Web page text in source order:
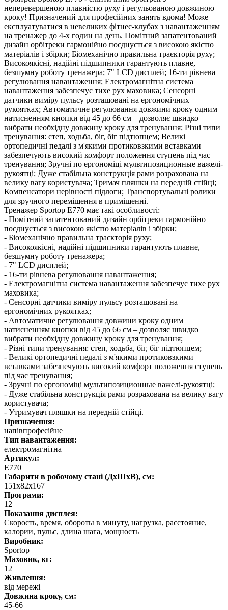
неперевершеною плавністю руху і регульованою довжиною
кроку! Призначений для професійних занять вдома! Може
експлуатуватися в невеликих фітнес-клубах з навантаженням
на тренажер до 4-х годин на день. Помітний запатентований
дизайн орбітреки гармонійно поєднується з високою якістю
матеріалів і збірки; Біомеханічно правильна траєкторія руху;
Високоякісні, надійні підшипники гарантують плавне,
безшумну роботу тренажера; 7" LCD дисплей; 16-ти рівнева
регулювання навантаження; Електромагнітна система
навантаження забезпечує тихе рух маховика; Сенсорні
датчики виміру пульсу розташовані на ергономічних
рукоятках; Автоматичне регулювання довжини кроку одним
натисненням кнопки від 45 до 66 см – дозволяє швидко
вибрати необхідну довжину кроку для тренування; Різні типи
тренування: степ, ходьба, біг, біг підтюпцем; Великі
ортопедичні педалі з м'якими протиковзкими вставками
забезпечують високий комфорт положення ступень під час
тренування; Зручні по ергономіці мультипозиционные важелі-
рукоятці; Дуже стабільна конструкція рами розрахована на
велику вагу користувача; Тримач пляшки на передній стійці;
Компенсатори нерівності підлоги; Транспортувальні ролики
для зручного переміщення в приміщенні.
Тренажер Sportop E770 має такі особливості:
- Помітний запатентований дизайн орбітреки гармонійно
поєднується з високою якістю матеріалів і збірки;
- Біомеханічно правильна траєкторія руху;
- Високоякісні, надійні підшипники гарантують плавне,
безшумну роботу тренажера;
- 7" LCD дисплей;
- 16-ти рівнева регулювання навантаження;
- Електромагнітна система навантаження забезпечує тихе рух
маховика;
- Сенсорні датчики виміру пульсу розташовані на
ергономічних рукоятках;
- Автоматичне регулювання довжини кроку одним
натисненням кнопки від 45 до 66 см – дозволяє швидко
вибрати необхідну довжину кроку для тренування;
- Різні типи тренування: степ, ходьба, біг, біг підтюпцем;
- Великі ортопедичні педалі з м'якими протиковзкими
вставками забезпечують високий комфорт положення ступень
під час тренування;
- Зручні по ергономіці мультипозиционные важелі-рукоятці;
- Дуже стабільна конструкція рами розрахована на велику вагу
користувача;
- Утримувач пляшки на передній стійці.
Призначення:
напівпрофесійне
Тип навантаження:
електромагнітна
Артикул:
E770
Габарити в робочому стані (ДхШхВ), см:
151х82х167
Програми:
12
Показання дисплея:
Скорость, время, обороты в минуту, нагрузка, расстояние,
калории, пульс, длина шага, мощность
Виробник:
Sportop
Маховик, кг:
12
Живлення:
від мережі
Довжина кроку, см:
45-66